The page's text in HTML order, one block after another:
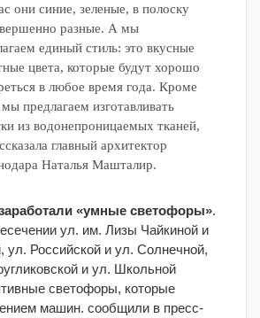
они синие, зеленые, в полоску
разные. А мы
единый стиль: это вкусные
цвета, которые будут хорошо
в любое время года. Кроме
предлагаем изготавливать
из водонепроницаемых тканей,
главный архитектор
Наталья Машталир.
«умные светофоры».
ул. им. Лизы Чайкиной и
ул. Российской и ул. Солнечной,
и ул. Школьной
светофоры, которые
машин. сообщили в пресс-